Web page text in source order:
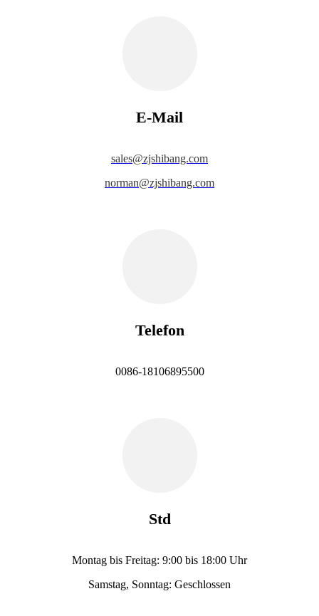
E-Mail
sales@zjshibang.com
norman@zjshibang.com
Telefon
0086-18106895500
Std
Montag bis Freitag: 9:00 bis 18:00 Uhr
Samstag, Sonntag: Geschlossen